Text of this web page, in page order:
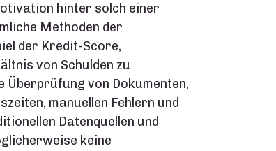
hinter solch einer
Methoden der
der Kredit-Score,
von Schulden zu
Überprüfung von Dokumenten,
manuellen Fehlern und
Datenquellen und
keine